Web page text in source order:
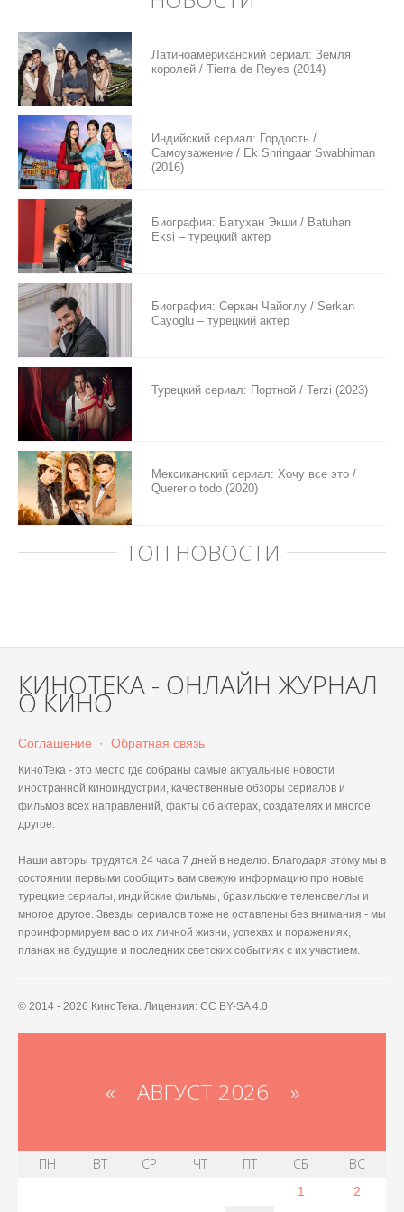
Латиноамериканский сериал: Земля
королей / Tierra de Reyes (2014)
Индийский сериал: Гордость /
Самоуважение / Ek Shringaar Swabhiman
(2016)
Биография: Батухан Экши / Batuhan
Eksi – турецкий актер
Биография: Серкан Чайоглу / Serkan
Cayoglu – турецкий актер
Турецкий сериал: Портной / Terzi (2023)
Мексиканский сериал: Хочу все это /
Quererlo todo (2020)
ТОП НОВОСТИ
КИНОТЕКА - ОНЛАЙН ЖУРНАЛ
О КИНО
Соглашение · Обратная связь
КиноТека - это место где собраны самые актуальные новости
иностранной киноиндустрии, качественные обзоры сериалов и
фильмов всех направлений, факты об актерах, создателях и многое
другое.
Наши авторы трудятся 24 часа 7 дней в неделю. Благодаря этому мы в
состоянии первыми сообщить вам свежую информацию про новые
турецкие сериалы, индийские фильмы, бразильские теленовеллы и
многое другое. Звезды сериалов тоже не оставлены без внимания - мы
проинформируем вас о их личной жизни, успехах и поражениях,
планах на будущие и последних светских событиях с их участием.
© 2014 - 2026 КиноТека. Лицензия: CC BY-SA 4.0
« АВГУСТ 2026 »
ПН ВТ СР ЧТ ПТ СБ ВС
1
2